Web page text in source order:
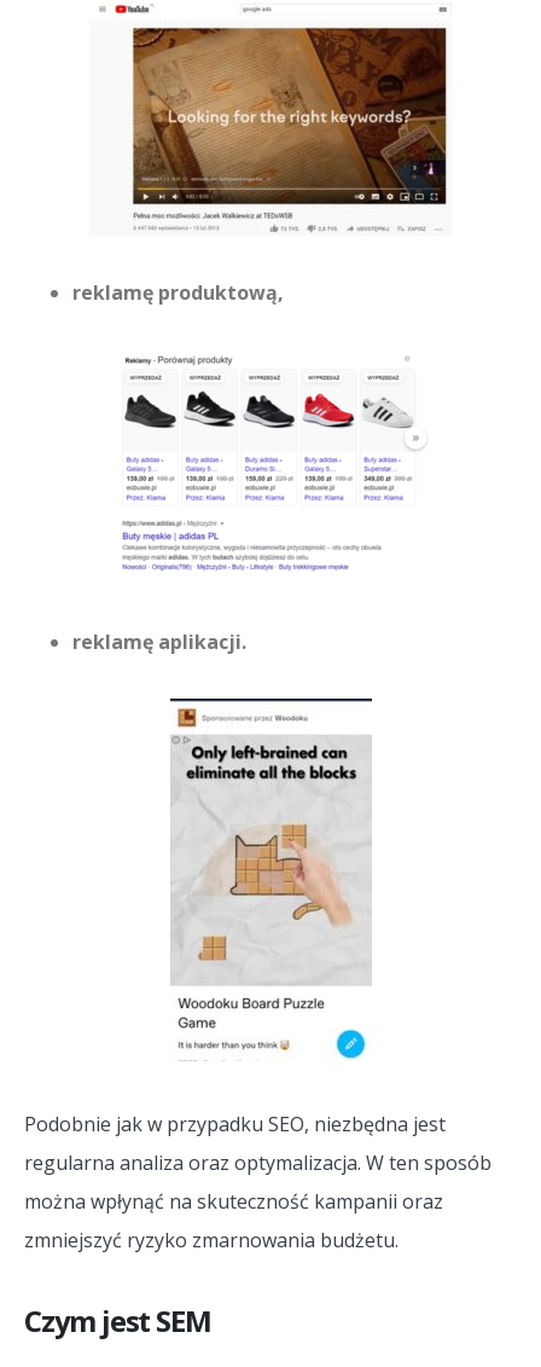
reklamę produktową,
reklamę aplikacji.
Podobnie jak w przypadku SEO, niezbędna jest
regularna analiza oraz optymalizacja. W ten sposób
można wpłynąć na skuteczność kampanii oraz
zmniejszyć ryzyko zmarnowania budżetu.
Czym jest SEM